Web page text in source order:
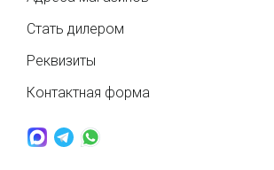
Стать дилером
Реквизиты
Контактная форма